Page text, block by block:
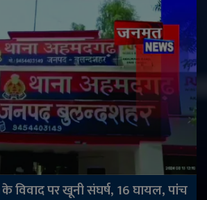
विवाद पर खूनी संघर्ष, 16 घायल, पांच